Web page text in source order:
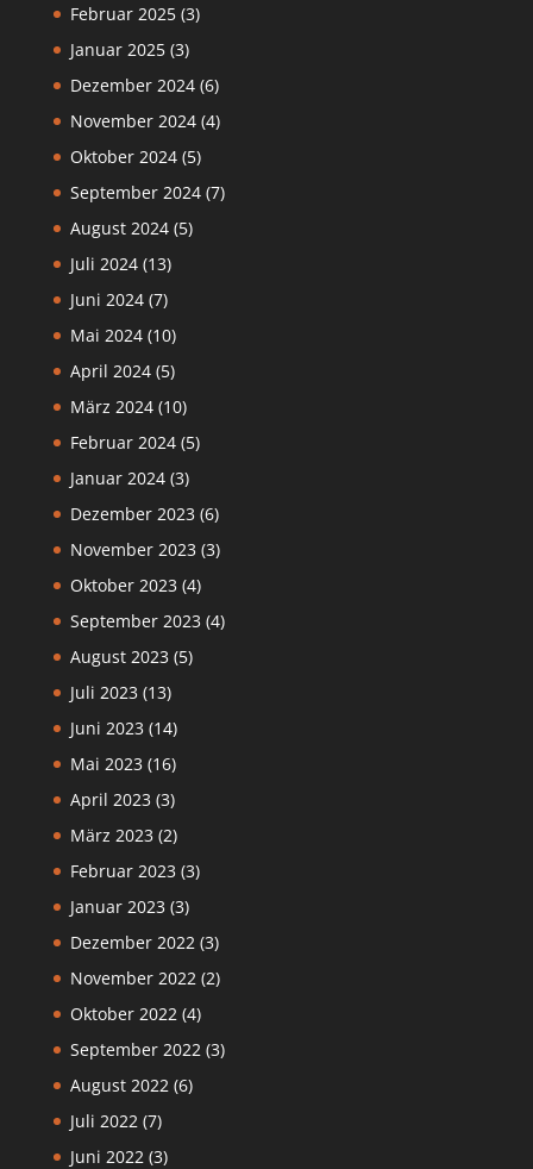
Februar 2025(3)
Januar 2025(3)
Dezember 2024(6)
November 2024(4)
Oktober 2024(5)
September 2024(7)
August 2024(5)
Juli 2024(13)
Juni 2024(7)
Mai 2024(10)
April 2024(5)
März 2024(10)
Februar 2024(5)
Januar 2024(3)
Dezember 2023 (6)
November 2023 (3)
Oktober 2023 (4)
September 2023 (4)
August 2023 (5)
Juli 2023 (13)
Juni 2023 (14)
Mai 2023 (16)
April 2023 (3)
März 2023 (2)
Februar 2023 (3)
Januar 2023 (3)
Dezember 2022 (3)
November 2022 (2)
Oktober 2022 (4)
September 2022 (3)
August 2022 (6)
Juli 2022 (7)
Juni 2022 (3)